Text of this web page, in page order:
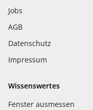
Jobs
AGB
Datenschutz
Impressum
Wissenswertes
Fenster ausmessen